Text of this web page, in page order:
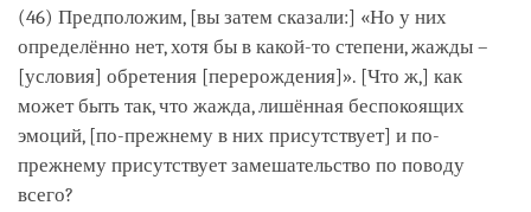
(46) Предположим, [вы затем сказали:] «Но у них
определённо нет, хотя бы в какой-то степени, жажды –
[условия] обретения [перерождения]». [Что ж,] как
может быть так, что жажда, лишённая беспокоящих
эмоций, [по-прежнему в них присутствует] и по-
прежнему присутствует замешательство по поводу
всего?